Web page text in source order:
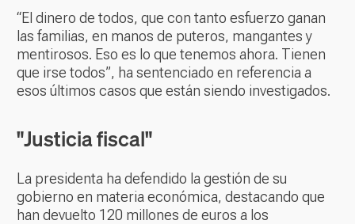
“El dinero de todos, que con tanto esfuerzo ganan
las familias, en manos de puteros, mangantes y
mentirosos. Eso es lo que tenemos ahora. Tienen
que irse todos”, ha sentenciado en referencia a
esos últimos casos que están siendo investigados.
"Justicia fiscal"
La presidenta ha defendido la gestión de su
gobierno en materia económica, destacando que
han devuelto 120 millones de euros a los